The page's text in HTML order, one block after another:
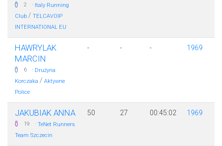
2 · Italy Running
Club / TELCAVOIP
INTERNATIONAL EU
HAWRYLAK
MARCIN
6 · Drużyna
Korczaka / Aktywne
Police
- - - 1969
JAKUBIAK ANNA
19 · TeNet Runners
Team Szczecin
50 27 00:45:02 1969